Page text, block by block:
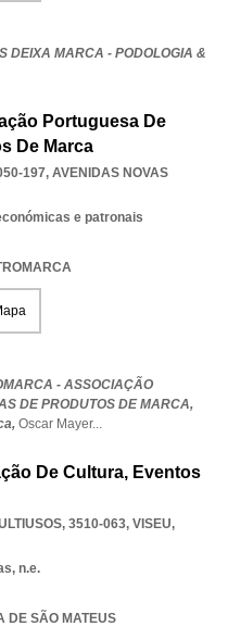
DEIXA MARCA - PODOLOGIA &
Portuguesa De
De Marca
197, AVENIDAS NOVAS
e patronais
- ASSOCIAÇÃO
DE PRODUTOS DE MARCA,
Oscar Mayer...
De Cultura, Eventos
3510-063, VISEU,
n.e.
DE SÃO MATEUS